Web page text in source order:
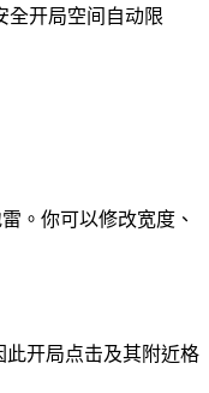
全开局空间自动限
。你可以修改宽度、
开局点击及其附近格